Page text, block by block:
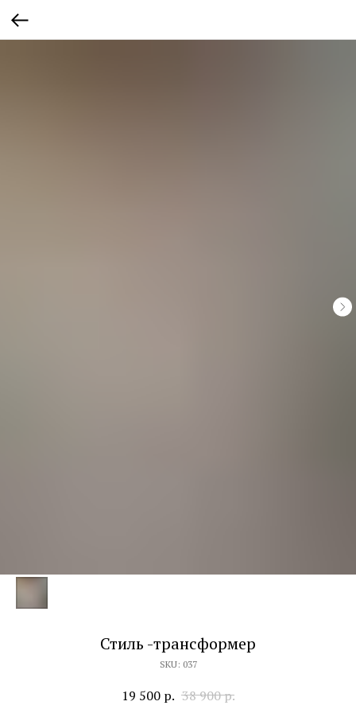
Стиль -трансформер
SKU: 037
19 500 р. 38 900р.